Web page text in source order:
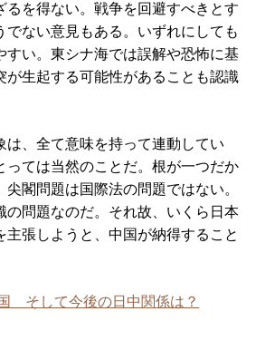
るを得ない。戦争を回避すべきとす
でない意見もある。いずれにしても
すい。東シナ海では誤解や恐怖に基
が生起する可能性があることも認識
、全て意味を持って連動してい
っては当然のことだ。根が一つだか
閣問題は国際法の問題ではない。
の問題なのだ。それ故、いくら日本
主張しようと、中国が納得すること
そして今後の日中関係は？